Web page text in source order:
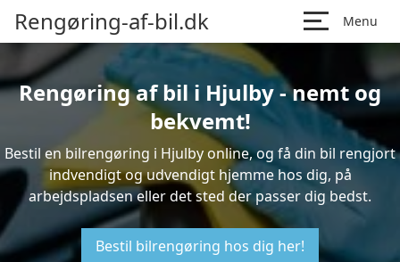
Rengøring-af-bil.dk Menu
Rengøring af bil i Hjulby - nemt og
bekvemt!
Bestil en bilrengøring i Hjulby online, og få din bil rengjort
indvendigt og udvendigt hjemme hos dig, på
arbejdspladsen eller det sted der passer dig bedst.
Bestil bilrengøring hos dig her!